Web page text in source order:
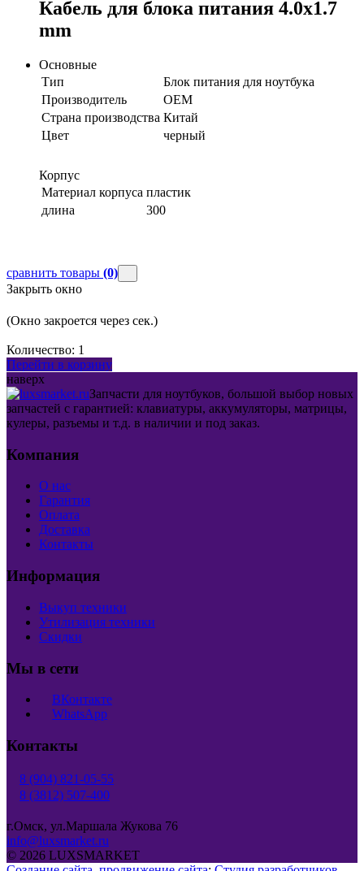
Кабель для блока питания 4.0x1.7
mm
Основные
Тип
Блок питания для ноутбука
Производитель
OEM
Страна производства Китай
Цвет
черный
Корпус
Материал корпуса пластик
длина
300
сравнить товары (0)
Закрыть окно
(Окно закроется через сек.)
Количество: 1
Перейти в корзину
наверх
Запчасти для ноутбуков, большой выбор новых
запчастей с гарантией: клавиатуры, аккумуляторы, матрицы,
кулеры, разъемы и т.д. в наличии и под заказ.
Компания
О нас
Гарантия
Оплата
Доставка
Контакты
Информация
Выкуп техники
Утилизация техники
Скидки
Мы в сети
ВКонтакте
WhatsApp
Контакты
8 (904) 821-05-55
8 (3812) 507-400
г.Омск, ул.Маршала Жукова 76
info@luxsmarket.ru
© 2026 LUXSMARKET